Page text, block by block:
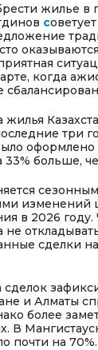
жилье в
с
когда
жилья
три
оформлено
больше,
изменений
в 2026 году.
не
сделки
и Алматы
более
В
почти на 70%.